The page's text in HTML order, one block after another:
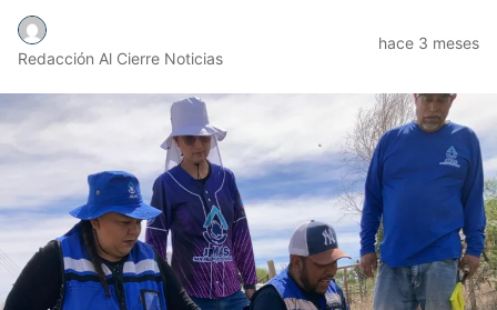
Redacción Al Cierre Noticias
hace 3 meses